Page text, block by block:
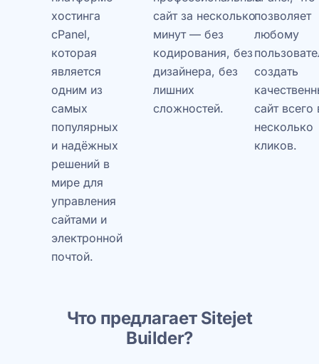
хостинга
cPanel,
которая
является
одним из
самых
популярных
и надёжных
решений в
мире для
управления
сайтами и
электронной
почтой.
сайт за несколько
минут — без
кодирования, без
дизайнера, без
лишних
сложностей.
позволяет
любому
создать
сайт всего
несколько
кликов.
Что предлагает Sitejet
Builder?